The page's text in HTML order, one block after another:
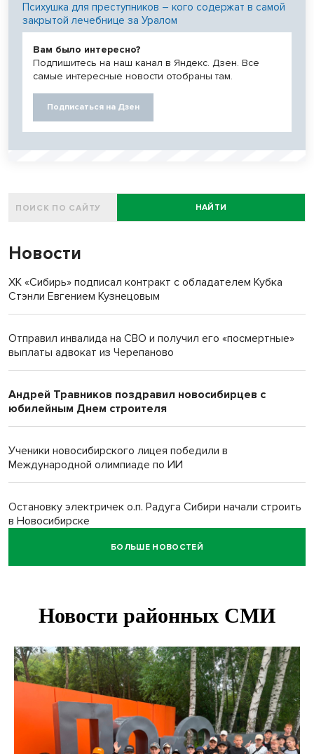
Психушка для преступников – кого содержат в самой
закрытой лечебнице за Уралом
Вам было интересно?
Подпишитесь на наш канал в Яндекс. Дзен. Все
самые интересные новости отобраны там.
Подписаться на Дзен
НАЙТИ
Новости
ХК «Сибирь» подписал контракт с обладателем Кубка
Стэнли Евгением Кузнецовым
Отправил инвалида на СВО и получил его «посмертные»
выплаты адвокат из Черепаново
Андрей Травников поздравил новосибирцев с
юбилейным Днем строителя
Ученики новосибирского лицея победили в
Международной олимпиаде по ИИ
Остановку электричек о.п. Радуга Сибири начали строить
в Новосибирске
Транспортная прокуратура проверит S7 после инцидента
500 литров ухи сварили новосибирцам на
Под Новосибирском двое пострадали в ДТП с
перевернувшейся «ГАЗелью»
Легендарный хоккеист Тарасенко вернулся к брату в
Новосибирск
БОЛЬШЕ НОВОСТЕЙ